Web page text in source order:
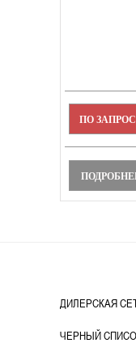
ПО
ДИЛЕРСКАЯ
ЧЕРНЫЙ